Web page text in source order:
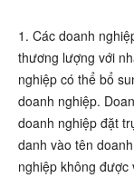
1. Các doanh
thương lượng với
nghiệp có thể bổ
doanh nghiệp.
doanh nghiệp đặt
danh vào tên
nghiệp không